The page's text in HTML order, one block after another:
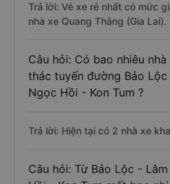
Trả lời: Vé xe rẻ nhất có mức
nhà xe Quang Thắng (Gia Lai).
Câu hỏi: Có bao nhiêu
thác tuyến đường Bảo
Ngọc Hồi - Kon Tum ?
Trả lời: Hiện tại có 2 nhà xe
Câu hỏi: Từ Bảo Lộc -